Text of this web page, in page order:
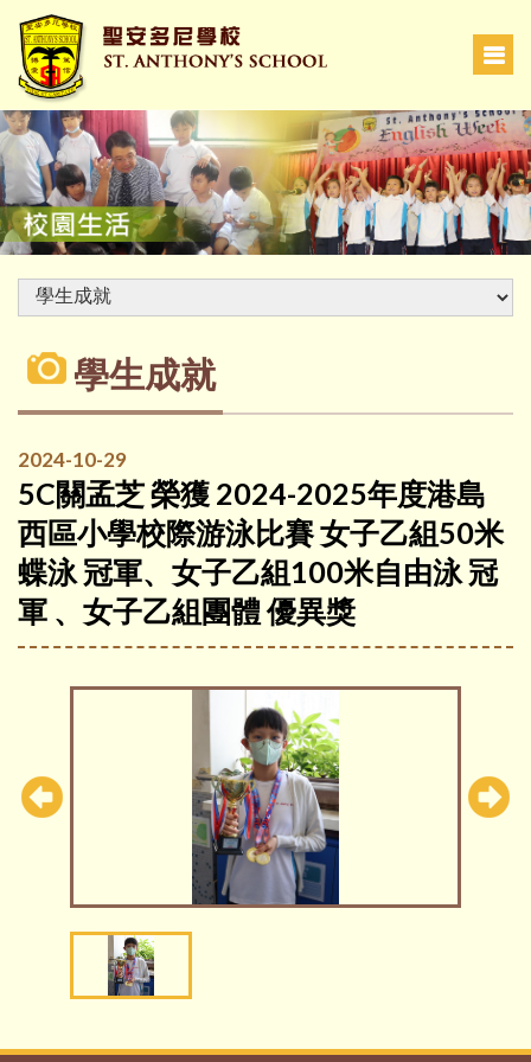
學生成就
2024-10-29
5C關孟芝 榮獲 2024-2025年度港島
西區小學校際游泳比賽 女子乙組50米
蝶泳 冠軍、女子乙組100米自由泳 冠
軍 、女子乙組團體 優異獎